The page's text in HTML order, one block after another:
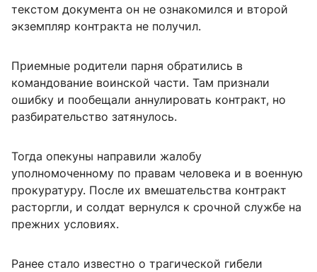
текстом документа он не ознакомился и второй
экземпляр контракта не получил.
Приемные родители парня обратились в
командование воинской части. Там признали
ошибку и пообещали аннулировать контракт, но
разбирательство затянулось.
Тогда опекуны направили жалобу
уполномоченному по правам человека и в военную
прокуратуру. После их вмешательства контракт
расторгли, и солдат вернулся к срочной службе на
прежних условиях.
Ранее стало известно о трагической гибели